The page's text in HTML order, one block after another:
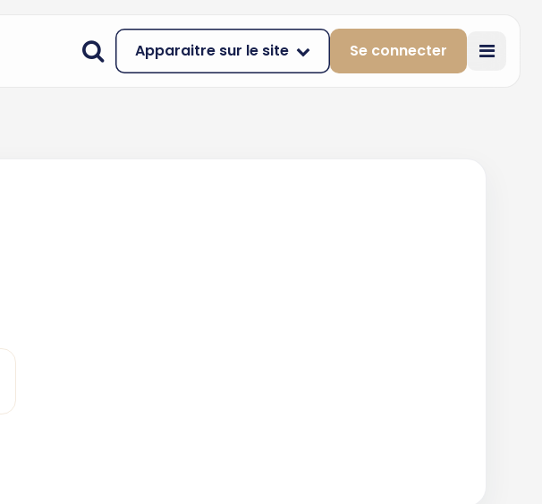
Apparaitre sur le site Se connecter